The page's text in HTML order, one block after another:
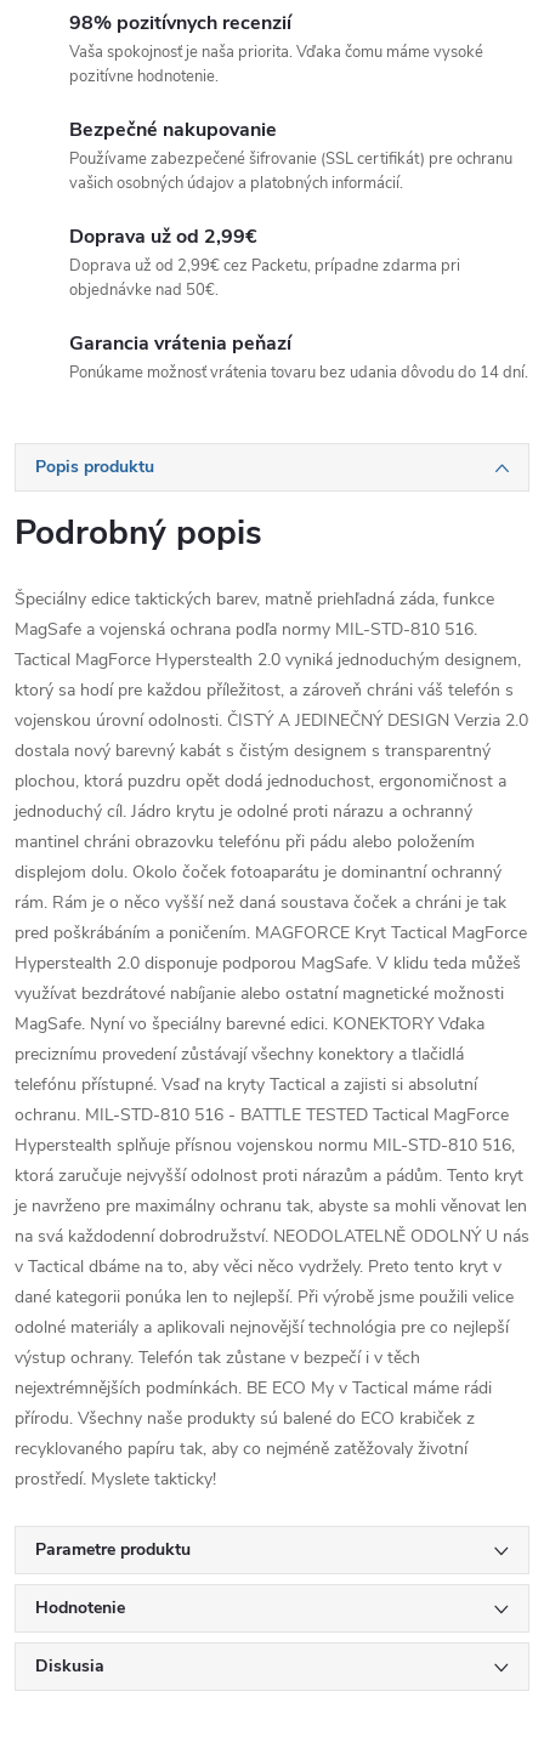
98% pozitívnych recenzií
Vaša spokojnosť je naša priorita. Vďaka čomu máme vysoké
pozitívne hodnotenie.
Bezpečné nakupovanie
Používame zabezpečené šifrovanie (SSL certifikát) pre ochranu
vašich osobných údajov a platobných informácií.
Doprava už od 2,99€
Doprava už od 2,99€ cez Packetu, prípadne zdarma pri
objednávke nad 50€.
Garancia vrátenia peňazí
Ponúkame možnosť vrátenia tovaru bez udania dôvodu do 14 dní.
Popis produktu
Podrobný popis
Špeciálny edice taktických barev, matně priehľadná záda, funkce
MagSafe a vojenská ochrana podľa normy MIL-STD-810 516.
Tactical MagForce Hyperstealth 2.0 vyniká jednoduchým designem,
ktorý sa hodí pre každou příležitost, a zároveň chráni váš telefón s
vojenskou úrovní odolnosti. ČISTÝ A JEDINEČNÝ DESIGN Verzia 2.0
dostala nový barevný kabát s čistým designem s transparentný
plochou, ktorá puzdru opět dodá jednoduchost, ergonomičnost a
jednoduchý cíl. Jádro krytu je odolné proti nárazu a ochranný
mantinel chráni obrazovku telefónu při pádu alebo položením
displejom dolu. Okolo čoček fotoaparátu je dominantní ochranný
rám. Rám je o něco vyšší než daná soustava čoček a chráni je tak
pred poškrábáním a poničením. MAGFORCE Kryt Tactical MagForce
Hyperstealth 2.0 disponuje podporou MagSafe. V klidu teda můžeš
využívat bezdrátové nabíjanie alebo ostatní magnetické možnosti
MagSafe. Nyní vo špeciálny barevné edici. KONEKTORY Vďaka
preciznímu provedení zůstávají všechny konektory a tlačidlá
telefónu přístupné. Vsaď na kryty Tactical a zajisti si absolutní
ochranu. MIL-STD-810 516 - BATTLE TESTED Tactical MagForce
Hyperstealth splňuje přísnou vojenskou normu MIL-STD-810 516,
ktorá zaručuje nejvyšší odolnost proti nárazům a pádům. Tento kryt
je navrženo pre maximálny ochranu tak, abyste sa mohli věnovat len
na svá každodenní dobrodružství. NEODOLATELNĚ ODOLNÝ U nás
v Tactical dbáme na to, aby věci něco vydržely. Preto tento kryt v
dané kategorii ponúka len to nejlepší. Při výrobě jsme použili velice
odolné materiály a aplikovali nejnovější technológia pre co nejlepší
výstup ochrany. Telefón tak zůstane v bezpečí i v těch
nejextrémnějších podmínkách. BE ECO My v Tactical máme rádi
přírodu. Všechny naše produkty sú balené do ECO krabiček z
recyklovaného papíru tak, aby co nejméně zatěžovaly životní
prostředí. Myslete takticky!
Parametre produktu
Hodnotenie
Diskusia